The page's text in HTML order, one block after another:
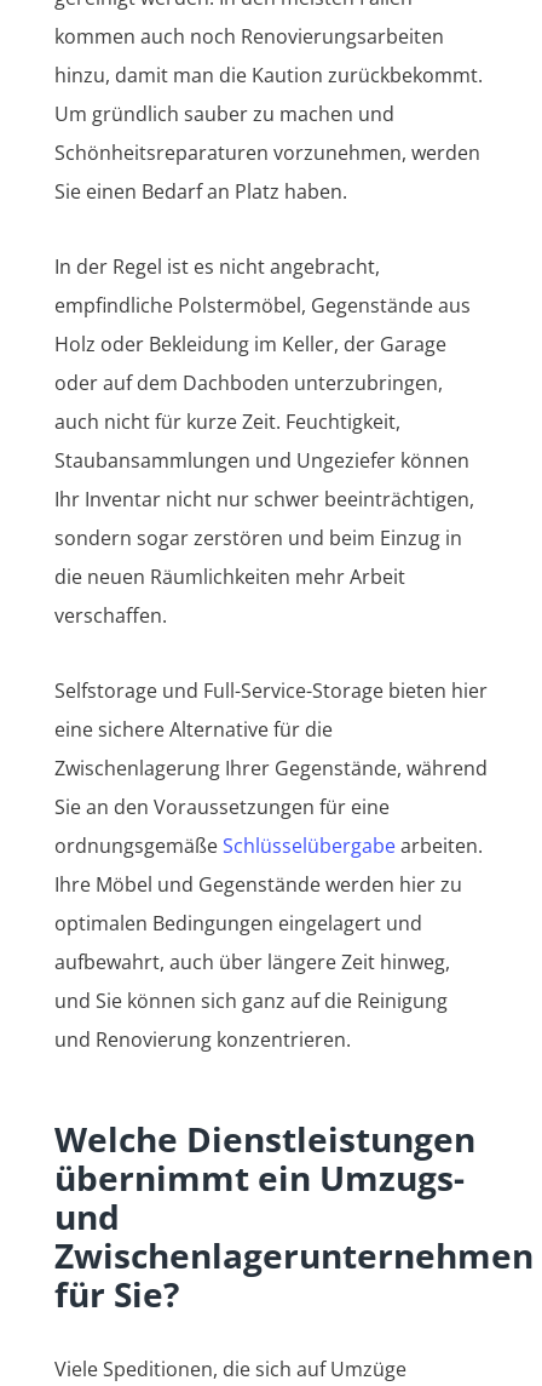
kommen auch noch Renovierungsarbeiten
hinzu, damit man die Kaution zurückbekommt.
Um gründlich sauber zu machen und
Schönheitsreparaturen vorzunehmen, werden
Sie einen Bedarf an Platz haben.
In der Regel ist es nicht angebracht,
empfindliche Polstermöbel, Gegenstände aus
Holz oder Bekleidung im Keller, der Garage
oder auf dem Dachboden unterzubringen,
auch nicht für kurze Zeit. Feuchtigkeit,
Staubansammlungen und Ungeziefer können
Ihr Inventar nicht nur schwer beeinträchtigen,
sondern sogar zerstören und beim Einzug in
die neuen Räumlichkeiten mehr Arbeit
verschaffen.
Selfstorage und Full-Service-Storage bieten hier
eine sichere Alternative für die
Zwischenlagerung Ihrer Gegenstände, während
Sie an den Voraussetzungen für eine
ordnungsgemäßeSchlüsselübergabearbeiten.
Ihre Möbel und Gegenstände werden hier zu
optimalen Bedingungen eingelagert und
aufbewahrt, auch über längere Zeit hinweg,
und Sie können sich ganz auf die Reinigung
und Renovierung konzentrieren.
Welche Dienstleistungen
übernimmt ein Umzugs-
und
Zwischenlagerunternehmen
für Sie?
Viele Speditionen, die sich auf Umzüge